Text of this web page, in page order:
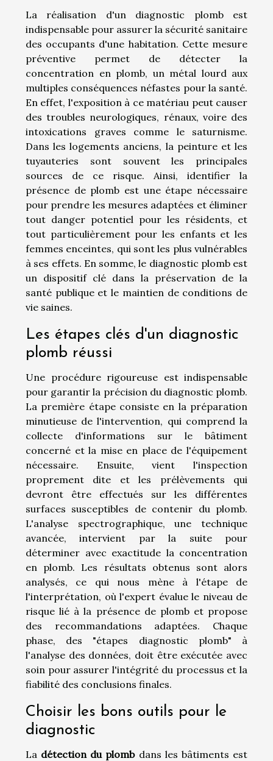
La réalisation d'un diagnostic plomb est
indispensable pour assurer la sécurité sanitaire
des occupants d'une habitation. Cette mesure
préventive permet de détecter la
concentration en plomb, un métal lourd aux
multiples conséquences néfastes pour la santé.
En effet, l'exposition à ce matériau peut causer
des troubles neurologiques, rénaux, voire des
intoxications graves comme le saturnisme.
Dans les logements anciens, la peinture et les
tuyauteries sont souvent les principales
sources de ce risque. Ainsi, identifier la
présence de plomb est une étape nécessaire
pour prendre les mesures adaptées et éliminer
tout danger potentiel pour les résidents, et
tout particulièrement pour les enfants et les
femmes enceintes, qui sont les plus vulnérables
à ses effets. En somme, le diagnostic plomb est
un dispositif clé dans la préservation de la
santé publique et le maintien de conditions de
vie saines.
Les étapes clés d'un diagnostic
plomb réussi
Une procédure rigoureuse est indispensable
pour garantir la précision du diagnostic plomb.
La première étape consiste en la préparation
minutieuse de l'intervention, qui comprend la
collecte d'informations sur le bâtiment
concerné et la mise en place de l'équipement
nécessaire. Ensuite, vient l'inspection
proprement dite et les prélèvements qui
devront être effectués sur les différentes
surfaces susceptibles de contenir du plomb.
L'analyse spectrographique, une technique
avancée, intervient par la suite pour
déterminer avec exactitude la concentration
en plomb. Les résultats obtenus sont alors
analysés, ce qui nous mène à l'étape de
l'interprétation, où l'expert évalue le niveau de
risque lié à la présence de plomb et propose
des recommandations adaptées. Chaque
phase, des "étapes diagnostic plomb" à
l'analyse des données, doit être exécutée avec
soin pour assurer l'intégrité du processus et la
fiabilité des conclusions finales.
Choisir les bons outils pour le
diagnostic
La détection du plombdans les bâtiments est